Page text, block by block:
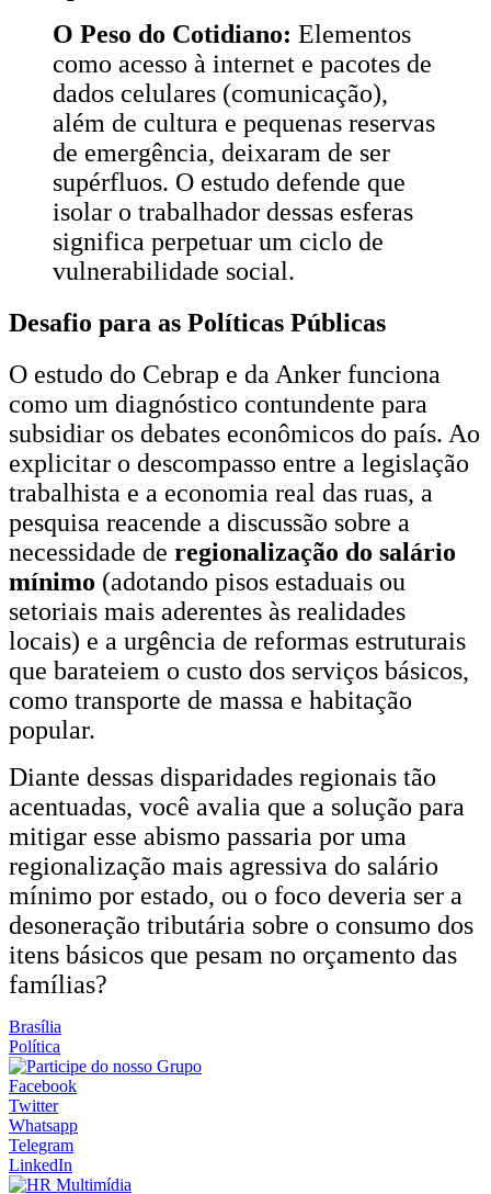
O Peso do Cotidiano: Elementos
como acesso à internet e pacotes de
dados celulares (comunicação),
além de cultura e pequenas reservas
de emergência, deixaram de ser
supérfluos. O estudo defende que
isolar o trabalhador dessas esferas
significa perpetuar um ciclo de
vulnerabilidade social.
Desafio para as Políticas Públicas
O estudo do Cebrap e da Anker funciona
como um diagnóstico contundente para
subsidiar os debates econômicos do país. Ao
explicitar o descompasso entre a legislação
trabalhista e a economia real das ruas, a
pesquisa reacende a discussão sobre a
necessidade de regionalização do salário
mínimo (adotando pisos estaduais ou
setoriais mais aderentes às realidades
locais) e a urgência de reformas estruturais
que barateiem o custo dos serviços básicos,
como transporte de massa e habitação
popular.
Diante dessas disparidades regionais tão
acentuadas, você avalia que a solução para
mitigar esse abismo passaria por uma
regionalização mais agressiva do salário
mínimo por estado, ou o foco deveria ser a
desoneração tributária sobre o consumo dos
itens básicos que pesam no orçamento das
famílias?
Brasília
Política
Facebook
Twitter
Whatsapp
Telegram
LinkedIn